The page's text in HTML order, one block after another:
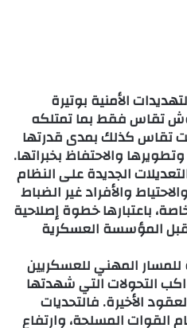
الأمنية بوتيرة
تقاس فقط بما تمتلكه
تقاس كذلك بمدى قدرتها
والاحتفاظ بخبراتها.
الجديدة على النظام
والأفراد غير الضباط
باعتبارها خطوة إصلاحية
المؤسسة العسكرية
المهني للعسكريين
التحولات التي شهدتها
الأخيرة. فالتحديات
القوات المسلحة، وارتفاع